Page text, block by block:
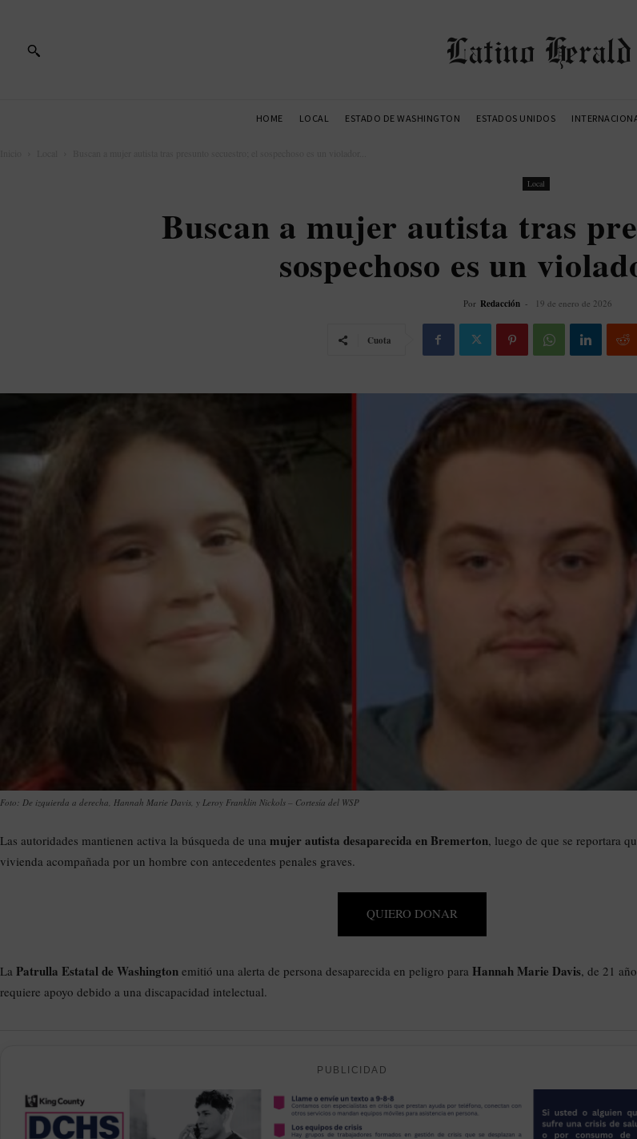
Latino Herald
HOME LOCAL ESTADO DE WASHINGTON ESTADOS UNIDOS
Local
Buscan a mujer autista tras
sospechoso es un
Por Redacción - 19 de enero de 2026
Cuota
Foto: De izquierda a derecha, Hannah Marie Davis, y Leroy Franklin Nickols – Cortesía del WSP
Las autoridades mantienen activa la búsqueda de una mujer autista desaparecida en Bremerton, luego de que se reportara
vivienda acompañada por un hombre con antecedentes penales graves.
QUIERO DONAR
La Patrulla Estatal de Washington emitió una alerta de persona desaparecida en peligro para Hannah Marie Davis, de 21
requiere apoyo debido a una discapacidad intelectual.
PUBLICIDAD